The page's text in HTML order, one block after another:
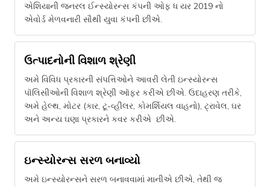
એશિયાની જનરલ ઈન્સ્યોરન્સ કંપની ઓફ ધ યર 2019 નો
એવોર્ડ મેળવનારી સૌથી યુવા કંપની છીએ.
ઉત્પાદનોની વિશાળ શ્રેણી
અમે વિવિધ પ્રકારની સંપત્તિઓને આવરી લેતી ઇન્સ્યોરન્સ
પૉલિસીઓની વિશાળ શ્રેણી ઑફર કરીએ છીએ. ઉદાહરણ તરીકે,
અમે હેલ્થ, મોટર (કાર, ટૂ-વ્હીલર, કોમર્શિયલ વાહનો), ટ્રાવેલ, ઘર
અને અન્ય ઘણા પ્રકારને કવર કરીએ છીએ.
ઇન્સ્યોરન્સ સરળ બનાવ્યો
અમે ઇન્સ્યોરન્સને સરળ બનાવવામાં માનીએ છીએ, તેથી જ